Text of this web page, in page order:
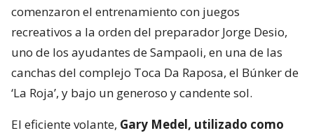
comenzaron el entrenamiento con juegos
recreativos a la orden del preparador Jorge Desio,
uno de los ayudantes de Sampaoli, en una de las
canchas del complejo Toca Da Raposa, el Búnker de
‘La Roja’, y bajo un generoso y candente sol.
El eficiente volante, Gary Medel, utilizado como